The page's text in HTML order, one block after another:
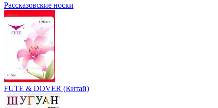
Рассказовские носки
FUTE & DOVER (Китай)